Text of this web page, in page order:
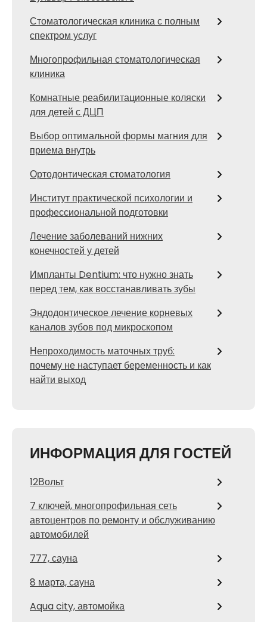
Стоматологическая клиника с полным
спектром услуг
Многопрофильная стоматологическая
клиника
Комнатные реабилитационные коляски
для детей с ДЦП
Выбор оптимальной формы магния для
приема внутрь
Ортодонтическая стоматология
Институт практической психологии и
профессиональной подготовки
Лечение заболеваний нижних
конечностей у детей
Импланты Dentium: что нужно знать
перед тем, как восстанавливать зубы
Эндодонтическое лечение корневых
каналов зубов под микроскопом
Непроходимость маточных труб:
почему не наступает беременность и как
найти выход
ИНФОРМАЦИЯ ДЛЯ ГОСТЕЙ
12Вольт
7 ключей, многопрофильная сеть
автоцентров по ремонту и обслуживанию
автомобилей
777, сауна
8 марта, сауна
Aqua city, автомойка